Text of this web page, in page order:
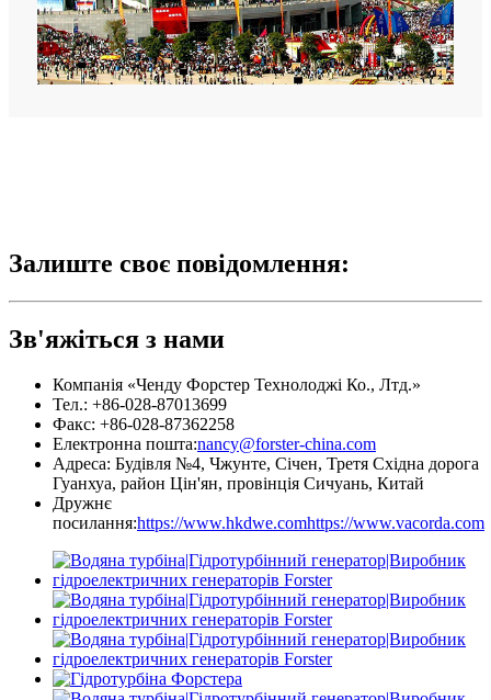
Залиште своє повідомлення:
Зв'яжіться з нами
Компанія «Ченду Форстер Технолоджі Ко., Лтд.»
Тел.: +86-028-87013699
Факс: +86-028-87362258
Електронна пошта:nancy@forster-china.com
Адреса: Будівля №4, Чжунте, Січен, Третя Східна дорога
Гуанхуа, район Цін'ян, провінція Сичуань, Китай
Дружнє
посилання:https://www.hkdwe.comhttps://www.vacorda.com